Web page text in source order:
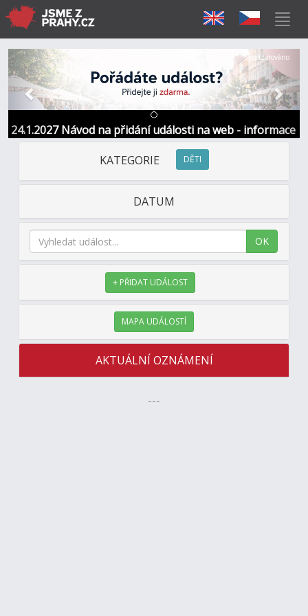
24.1.2027 Návod na přidání události na web - informace
a kontakt
Předchozí Další
Sponzorováno
KATEGORIE DĚTI
DATUM
OK
+ PŘIDAT UDÁLOST
MAPA UDÁLOSTÍ
AKTUÁLNÍ OZNÁMENÍ
---